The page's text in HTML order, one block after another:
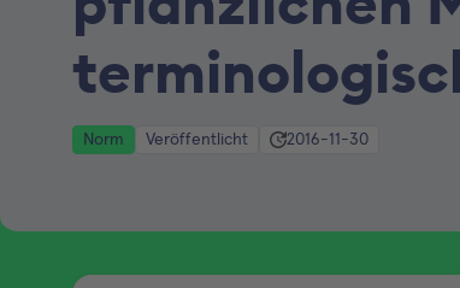
Norm Veröffentlicht 2016-11-30